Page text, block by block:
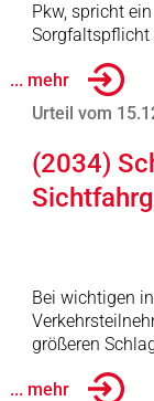
Pkw, spricht
Sorgfaltspflicht
... mehr
Urteil vom
(2034)
Bei wichtigen
größeren
... mehr